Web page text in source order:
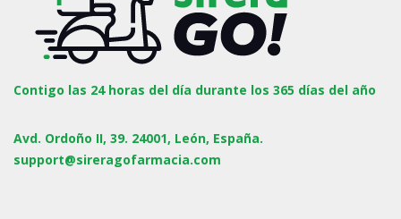
Contigo las 24 horas del día durante los 365 días del año
Avd. Ordoño II, 39. 24001, León, España.
support@sireragofarmacia.com